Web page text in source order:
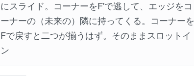
にスライド。コーナーをF'で逃して、エッジをコ
ーナーの（未来の）隣に持ってくる。コーナーを
Fで戻すと二つが揃うはず。そのままスロットイ
ン